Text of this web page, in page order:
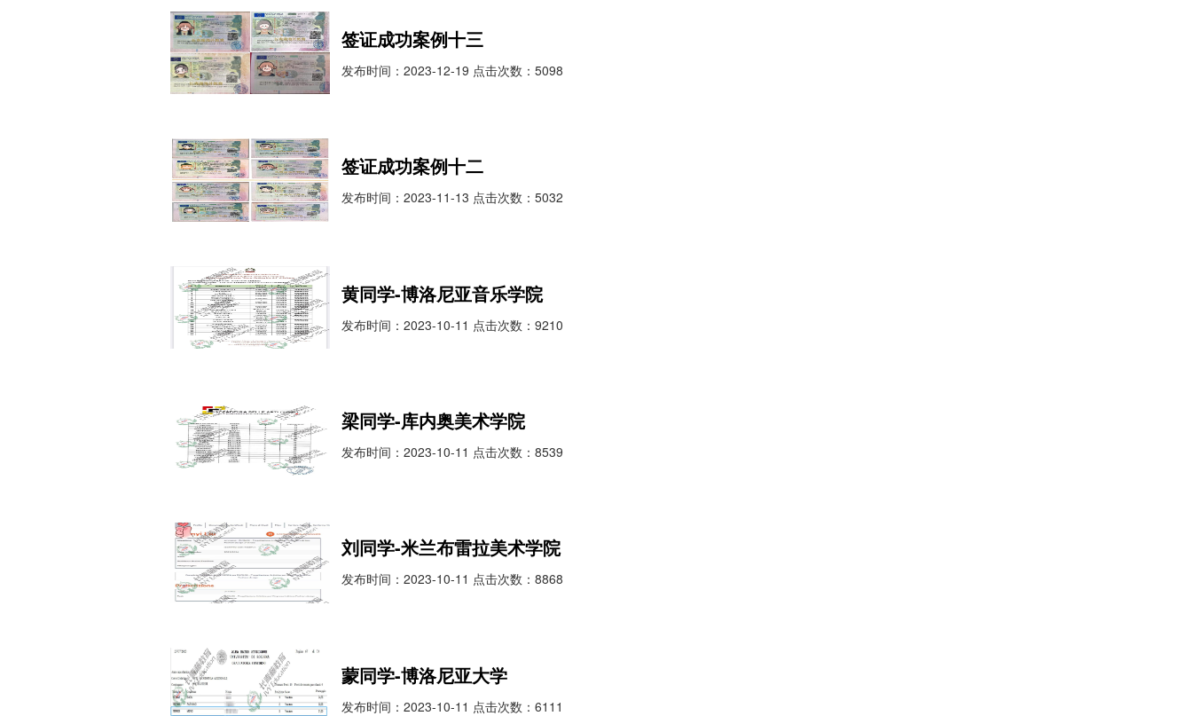
签证成功案例十三
发布时间：2023-12-19 点击次数：5098
签证成功案例十二
发布时间：2023-11-13 点击次数：5032
黄同学-博洛尼亚音乐学院
发布时间：2023-10-11 点击次数：9210
梁同学-库内奥美术学院
发布时间：2023-10-11 点击次数：8539
刘同学-米兰布雷拉美术学院
发布时间：2023-10-11 点击次数：8868
蒙同学-博洛尼亚大学
发布时间：2023-10-11 点击次数：6111